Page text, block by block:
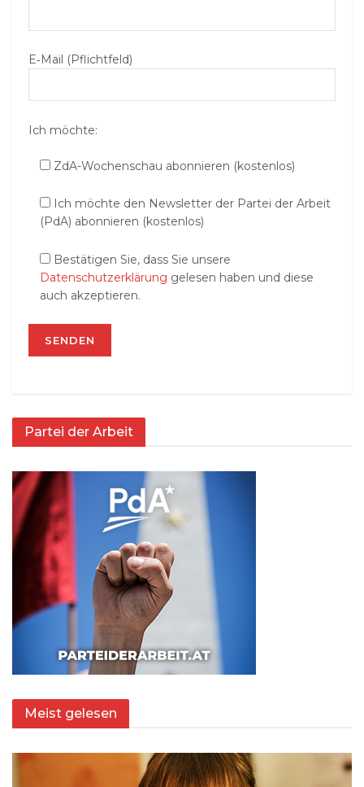
E‑Mail (Pflichtfeld)
Ich möchte:
ZdA-Wochenschau abonnieren (kostenlos)
Ich möchte den Newsletter der Partei der Arbeit
(PdA) abonnieren (kostenlos)
Bestätigen Sie, dass Sie unsere
Datenschutzerklärung gelesen haben und diese
auch akzeptieren.
Partei der Arbeit
Meist gelesen